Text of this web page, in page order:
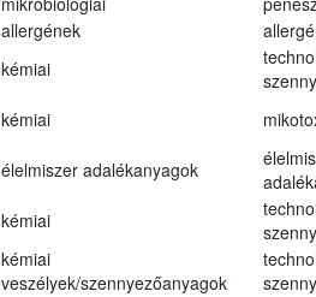
allergének
kémiai
kémiai
élelmiszer adalékanyagok
kémiai
kémiai
veszélyek/szennyezőanyagok